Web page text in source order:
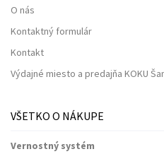
O nás
Kontaktný formulár
Kontakt
Výdajné miesto a predajňa KOKU
VŠETKO O NÁKUPE
Vernostný systém